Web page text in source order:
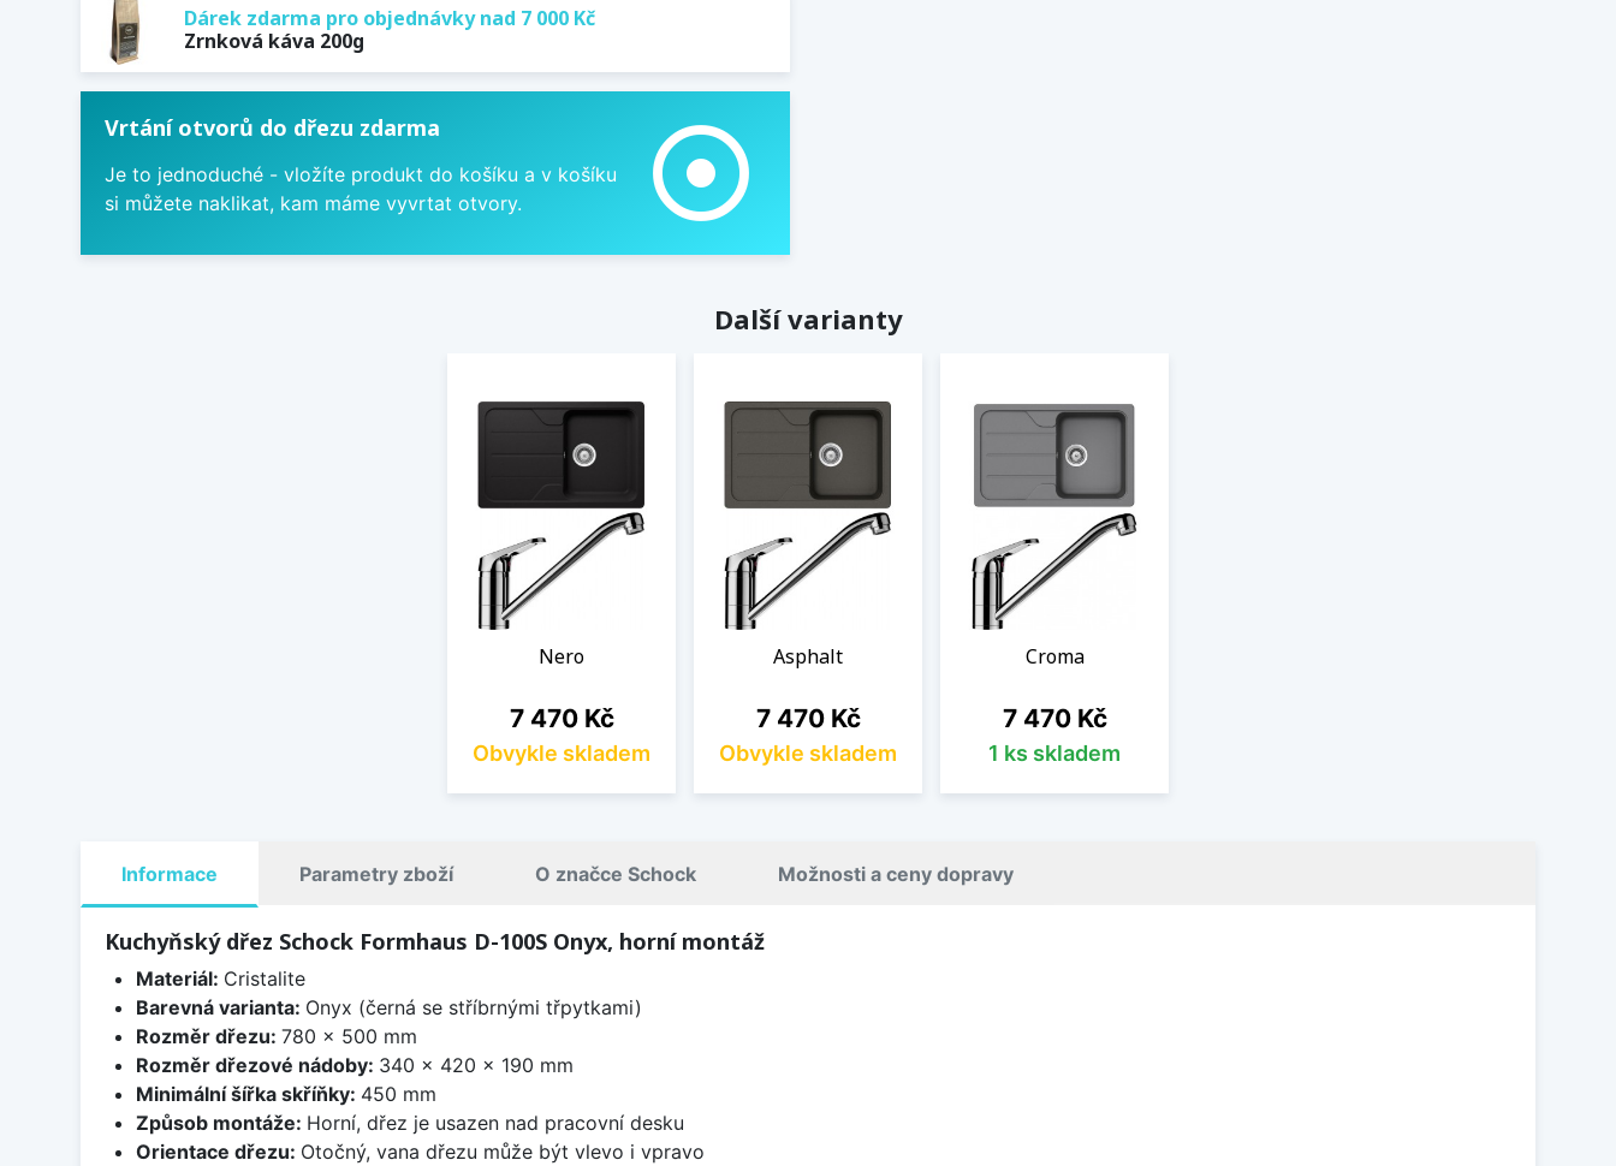
Dárek zdarma pro objednávky nad 7 000 Kč
Zrnková káva 200g
Vrtání otvorů do dřezu zdarma
Je to jednoduché - vložíte produkt do košíku a v košíku
si můžete naklikat, kam máme vyvrtat otvory.
adjust
Další varianty
Nero
Cena
7 470 Kč
Obvykle skladem
Asphalt
Cena
7 470 Kč
Obvykle skladem
Croma
Cena
7 470 Kč
1 ks skladem
Informace Parametry zboží O značce Schock Možnosti a ceny dopravy
Kuchyňský dřez Schock Formhaus D-100S Onyx, horní montáž
Materiál: Cristalite
Barevná varianta: Onyx (černá se stříbrnými třpytkami)
Rozměr dřezu: 780 x 500 mm
Rozměr dřezové nádoby: 340 x 420 x 190 mm
Minimální šířka skříňky: 450 mm
Způsob montáže: Horní, dřez je usazen nad pracovní desku
Orientace dřezu: Otočný, vana dřezu může být vlevo i vpravo